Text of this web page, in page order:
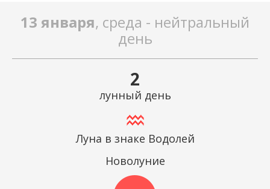
13 января, среда - нейтральный
день
2
лунный день
Луна в знаке Водолей
Новолуние